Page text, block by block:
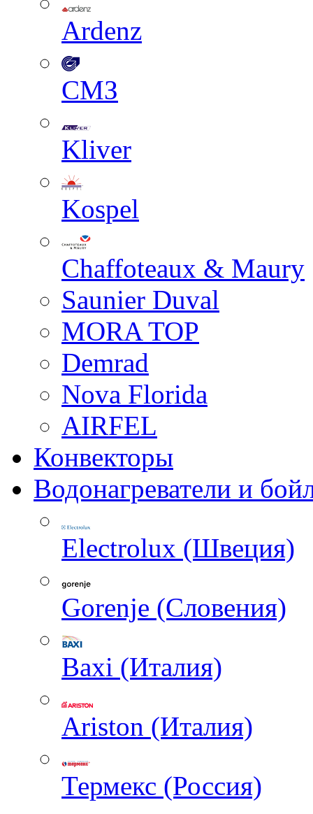
Ardenz
СМЗ
Kliver
Kospel
Chaffoteaux & Maury
Saunier Duval
MORA TOP
Demrad
Nova Florida
AIRFEL
Конвекторы
Водонагреватели и
Electrolux (Швеция)
Gorenje (Словения)
Baxi (Италия)
Ariston (Италия)
Термекс (Россия)